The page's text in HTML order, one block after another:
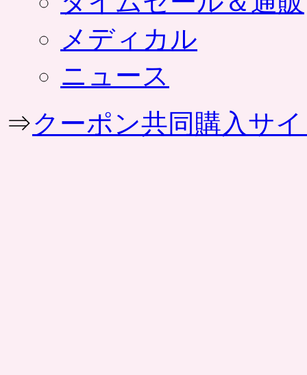
メディカル
ニュース
⇒クーポン共同購入サ